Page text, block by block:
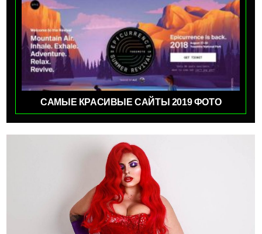
САМЫЕ КРАСИВЫЕ САЙТЫ 2019 ФОТО